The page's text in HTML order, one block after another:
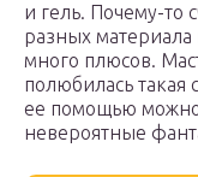
и гель. Почему-то
разных материала
много плюсов.
полюбилась такая
ее помощью
невероятные